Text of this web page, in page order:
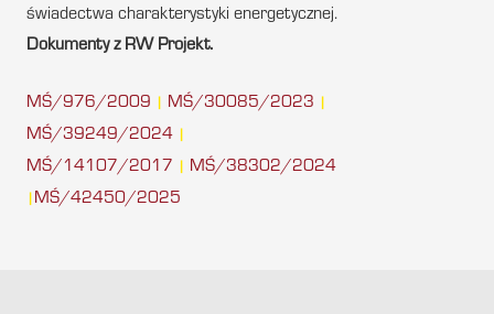
świadectwa charakterystyki energetycznej.
Dokumenty z RW Projekt.
MŚ/976/2009 MŚ/30085/2023
MŚ/39249/2024
MŚ/14107/2017 MŚ/38302/2024
MŚ/42450/2025